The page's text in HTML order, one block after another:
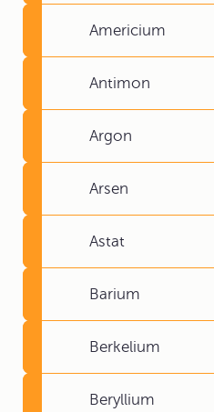
Americium
Antimon
Argon
Arsen
Astat
Barium
Berkelium
Beryllium